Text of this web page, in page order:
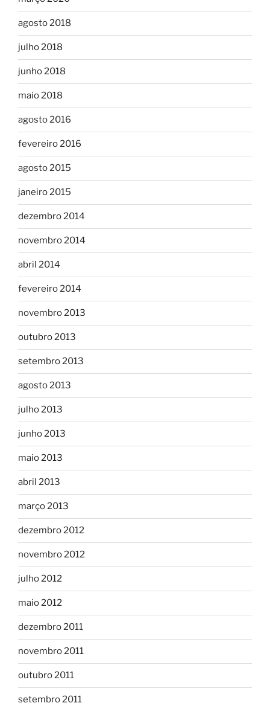
agosto 2018
julho 2018
junho 2018
maio 2018
agosto 2016
fevereiro 2016
agosto 2015
janeiro 2015
dezembro 2014
novembro 2014
abril 2014
fevereiro 2014
novembro 2013
outubro 2013
setembro 2013
agosto 2013
julho 2013
junho 2013
maio 2013
abril 2013
março 2013
dezembro 2012
novembro 2012
julho 2012
maio 2012
dezembro 2011
novembro 2011
outubro 2011
setembro 2011